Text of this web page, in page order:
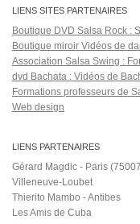
LIENS SITES PARTENAIRES
Boutique DVD Salsa Rock :
Boutique miroir Vidéos de
Association Salsa Swing :
dvd Bachata : Vidéos de
Formations professeurs de
Web design
LIENS PARTENAIRES
Gérard Magdic - Paris
Villeneuve-Loubet
Thierito Mambo - Antibes
Les Amis de Cuba